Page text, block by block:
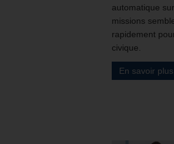
automatique
missions
rapidement
civique.
En savoir plus